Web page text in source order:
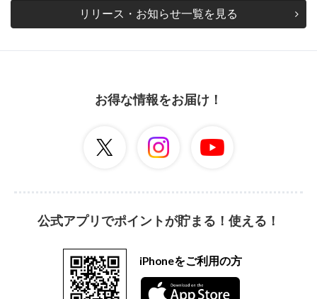
リリース・お知らせ一覧を見る
お得な情報をお届け！
公式アプリでポイントが貯まる！使える！
iPhoneをご利用の方